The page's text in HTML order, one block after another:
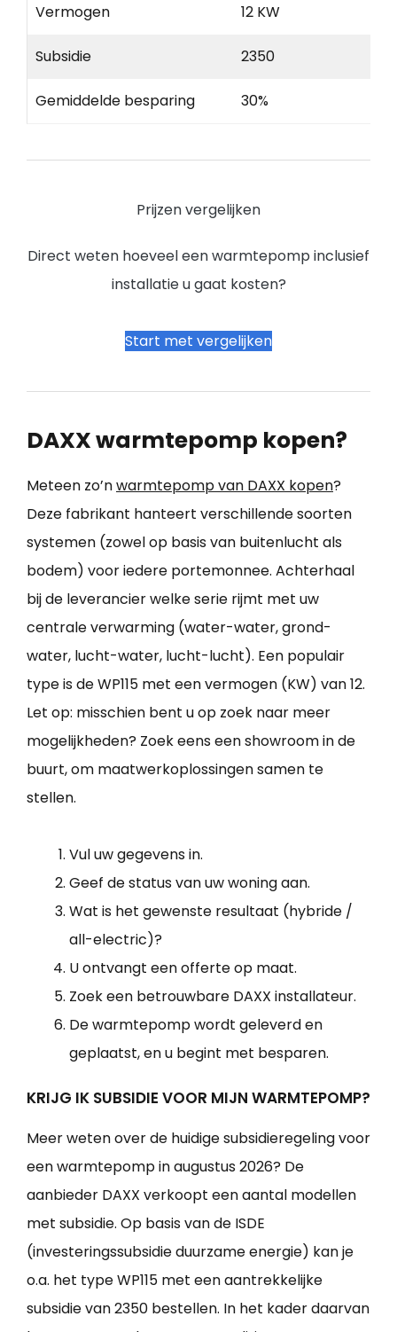
Vermogen 12 KW
Subsidie 2350
Gemiddelde besparing 30%
Prijzen vergelijken
Direct weten hoeveel een warmtepomp inclusief
installatie u gaat kosten?
Start met vergelijken
DAXX warmtepomp kopen?
Meteen zo’nwarmtepomp van DAXX kopen?
Deze fabrikant hanteert verschillende soorten
systemen (zowel op basis van buitenlucht als
bodem) voor iedere portemonnee. Achterhaal
bij de leverancier welke serie rijmt met uw
centrale verwarming (water-water, grond-
water, lucht-water, lucht-lucht). Een populair
type is de WP115 met een vermogen (KW) van 12.
Let op: misschien bent u op zoek naar meer
mogelijkheden? Zoek eens een showroom in de
buurt, om maatwerkoplossingen samen te
stellen.
Vul uw gegevens in.
Geef de status van uw woning aan.
Wat is het gewenste resultaat (hybride /
all-electric)?
U ontvangt een offerte op maat.
Zoek een betrouwbare DAXX installateur.
De warmtepomp wordt geleverd en
geplaatst, en u begint met besparen.
KRIJG IK SUBSIDIE VOOR MIJN WARMTEPOMP?
Meer weten over de huidige subsidieregeling voor
een warmtepomp in augustus 2026? De
aanbieder DAXX verkoopt een aantal modellen
met subsidie. Op basis van de ISDE
(investeringssubsidie duurzame energie) kan je
o.a. het type WP115 met een aantrekkelijke
subsidie van 2350 bestellen. In het kader daarvan